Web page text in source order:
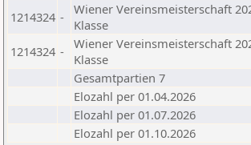
1214324 -
Wiener Vereinsmeisterschaft
Klasse
1214324 -
Wiener Vereinsmeisterschaft
Klasse
Gesamtpartien 7
Elozahl per 01.04.2026
Elozahl per 01.07.2026
Elozahl per 01.10.2026